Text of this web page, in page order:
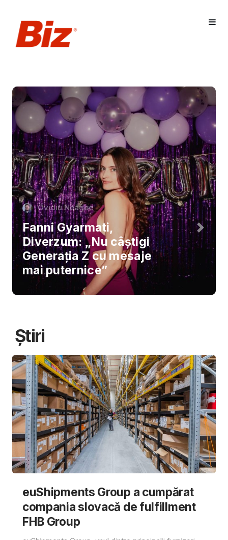
Ovidiu Neagoe
Fanni Gyarmati,
Diverzum: „Nu câștigi
Generația Z cu mesaje
mai puternice”
Știri
euShipments Group a cumpărat
compania slovacă de fulfillment
FHB Group